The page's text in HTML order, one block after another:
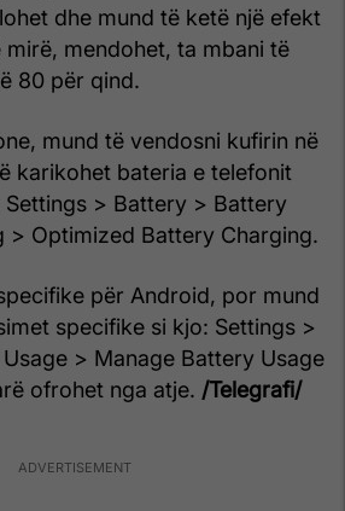
dhe mund të ketë një efekt
mirë, mendohet, ta mbani të
80 për qind.
mund të vendosni kufirin në
karikohet bateria e telefonit
Settings > Battery > Battery
> Optimized Battery Charging.
për Android, por mund
specifike si kjo: Settings >
> Manage Battery Usage
ofrohet nga atje. /Telegrafi/